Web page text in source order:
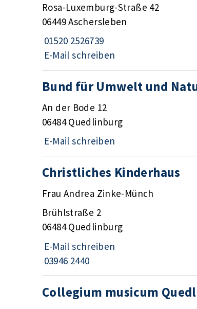
Rosa-Luxemburg-Straße 42
06449 Aschersleben
01520 2526739
E-Mail schreiben
Bund für Umwelt und
An der Bode 12
06484 Quedlinburg
E-Mail schreiben
Christliches Kinderhaus
Frau Andrea Zinke-Münch
Brühlstraße 2
06484 Quedlinburg
E-Mail schreiben
03946 2440
Collegium musicum